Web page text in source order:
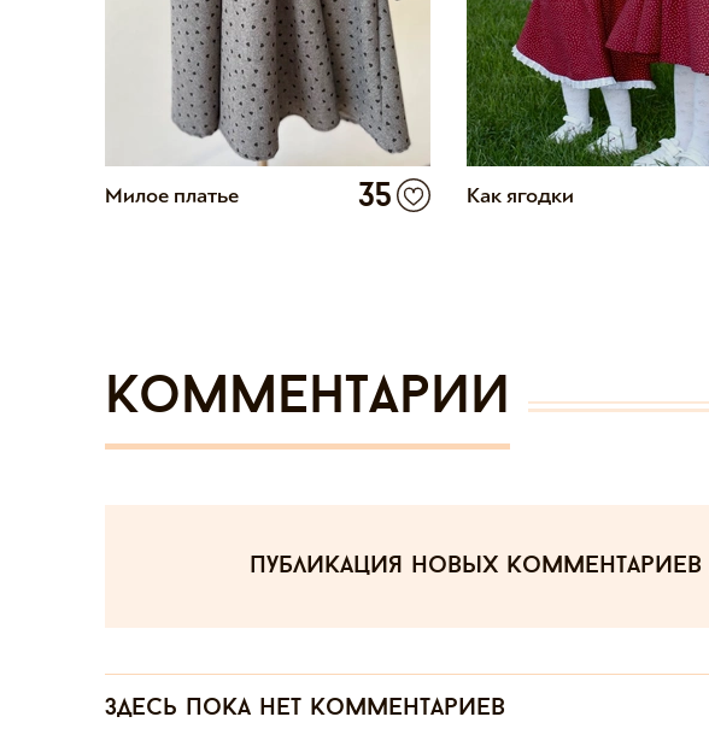
Милое платье 35 Как ягодки
Комментарии
публикация новых комментариев
Здесь пока нет комментариев